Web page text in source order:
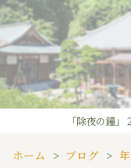
「除夜の鐘
ホーム ブログ